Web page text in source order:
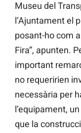
Museu del
l’Ajuntament el
posant-ho com
Fira”, apunten.
important
no requeririen
necessària per
l’equipament,
que la